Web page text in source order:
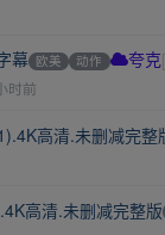
幕 欧美 动作 夸克
时前
高清.未删减完整
高清.未删减完整版